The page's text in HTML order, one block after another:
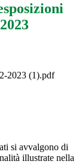
2023 (1).pdf
si avvalgono di
illustrate nella